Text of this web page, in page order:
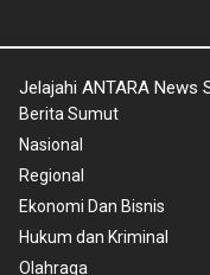
Jelajahi ANTARA News
Berita Sumut
Nasional
Regional
Ekonomi Dan Bisnis
Hukum dan Kriminal
Olahraga